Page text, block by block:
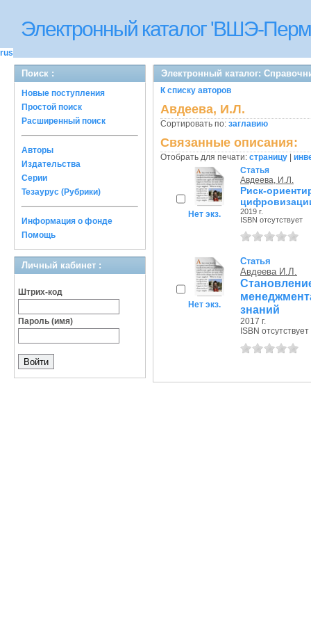
Электронный каталог 'ВШЭ-
rus
Поиск :
Новые поступления
Простой поиск
Расширенный поиск
Авторы
Издательства
Серии
Тезаурус (Рубрики)
Информация о фонде
Помощь
Личный кабинет :
Штрих-код
Пароль (имя)
Электронный каталог:
К списку авторов
Авдеева, И.Л.
Сортировать по: заглавию
Связанные описания:
Отобрать для печати: страницу
Нет экз.
Статья
Авдеева, И.Л.
Риск-
2019 г.
ISBN отсутствует
Нет экз.
Статья
Авдеева И.Л.
знаний
2017 г.
ISBN отсутствует